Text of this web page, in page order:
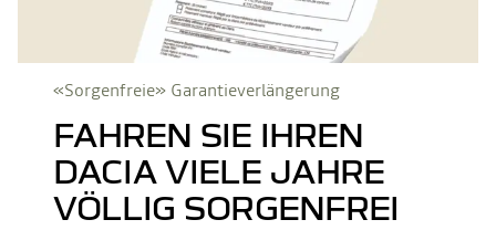
«Sorgenfreie» Garantieverlängerung
FAHREN SIE IHREN
DACIA VIELE JAHRE
VÖLLIG SORGENFREI